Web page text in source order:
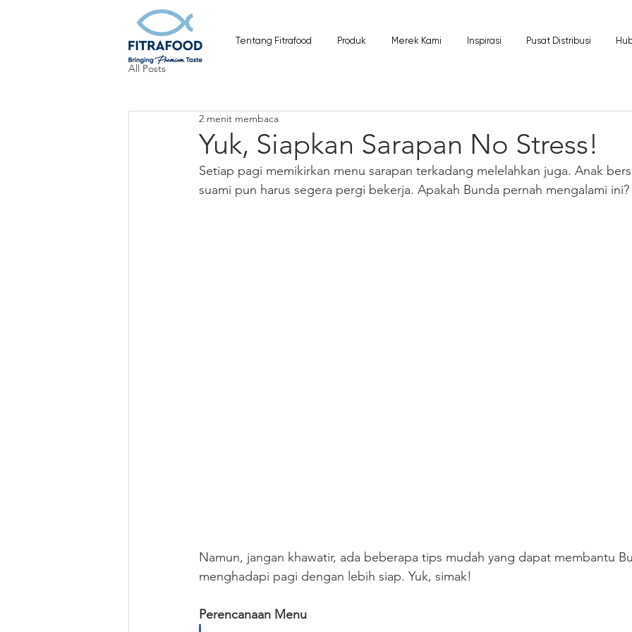
Tentang Fitrafood Produk Merek Kami Inspirasi Pusat Distribusi
All Posts
Yuk, Siapkan Sarapan No Stress!
2 menit membaca
Setiap pagi memikirkan menu sarapan terkadang melelahkan juga. Anak
suami pun harus segera pergi bekerja. Apakah Bunda pernah mengalami ini?
Namun, jangan khawatir, ada beberapa tips mudah yang dapat membantu
menghadapi pagi dengan lebih siap. Yuk, simak!
Perencanaan Menu